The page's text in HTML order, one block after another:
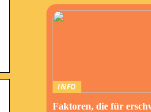
INFO
Faktoren, die für